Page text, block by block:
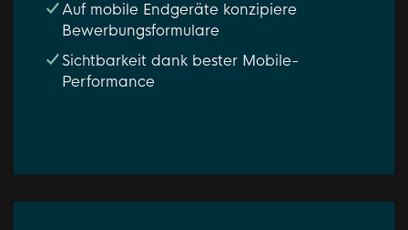
Auf mobile Endgeräte konzipiere
Bewerbungsformulare
Sichtbarkeit dank bester Mobile-
Performance